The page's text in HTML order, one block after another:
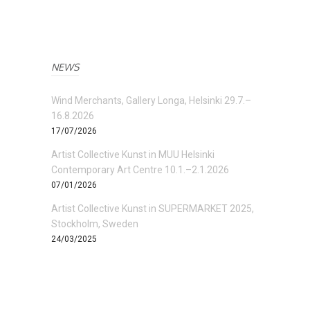
NEWS
Wind Merchants, Gallery Longa, Helsinki 29.7.–
16.8.2026
17/07/2026
Artist Collective Kunst in MUU Helsinki
Contemporary Art Centre 10.1.–2.1.2026
07/01/2026
Artist Collective Kunst in SUPERMARKET 2025,
Stockholm, Sweden
24/03/2025